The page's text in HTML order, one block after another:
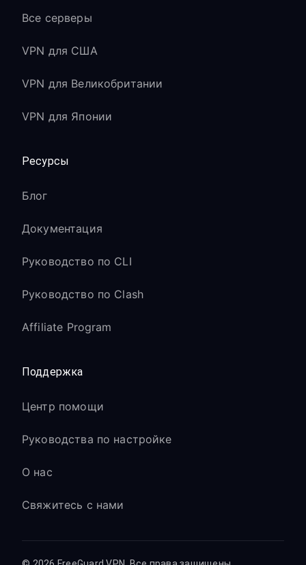
Все серверы
VPN для США
VPN для Великобритании
VPN для Японии
Ресурсы
Блог
Документация
Руководство по CLI
Руководство по Clash
Affiliate Program
Поддержка
Центр помощи
Руководства по настройке
О нас
Свяжитесь с нами